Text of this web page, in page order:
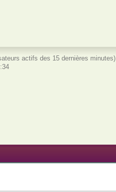
actifs des 15 dernières minutes)